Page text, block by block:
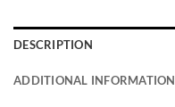
DESCRIPTION
ADDITIONAL INFORMATION